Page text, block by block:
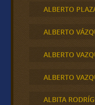
ALBERTO
ALBERTO
ALBERTO
ALBERTO
ALBITA